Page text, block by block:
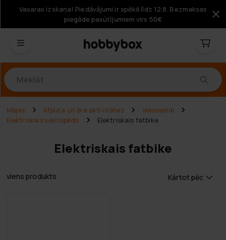
Vasaras izskaņa! Piedāvājumi ir spēkā līdz 12.8. Bezmaksas
piegāde pasūtījumiem virs 50€
Mājas Atpūta un āra aktivitātes
Velosipēdi
Elektriskais velosipēds
Elektriskais fatbike
Elektriskais fatbike
viens produkts Kārtot pēc